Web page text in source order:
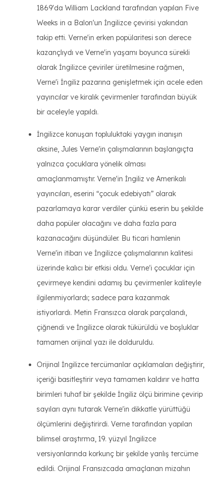
1869'da William Lackland tarafından yapılan Five
Weeks in a Balon'un İngilizce çevirisi yakından
takip etti. Verne'in erken popülaritesi son derece
kazançlıydı ve Verne'in yaşamı boyunca sürekli
olarak İngilizce çeviriler üretilmesine rağmen,
Verne'i İngiliz pazarına genişletmek için acele eden
yayıncılar ve kiralık çevirmenler tarafından büyük
bir aceleyle yapıldı.
İngilizce konuşan topluluktaki yaygın inanışın
aksine, Jules Verne'in çalışmalarının başlangıçta
yalnızca çocuklara yönelik olması
amaçlanmamıştır. Verne'in İngiliz ve Amerikalı
yayıncıları, eserini “çocuk edebiyatı” olarak
pazarlamaya karar verdiler çünkü eserin bu şekilde
daha popüler olacağını ve daha fazla para
kazanacağını düşündüler. Bu ticari hamlenin
Verne'in itibarı ve İngilizce çalışmalarının kalitesi
üzerinde kalıcı bir etkisi oldu. Verne'i çocuklar için
çevirmeye kendini adamış bu çevirmenler kaliteyle
ilgilenmiyorlardı; sadece para kazanmak
istiyorlardı. Metin Fransızca olarak parçalandı,
çiğnendi ve İngilizce olarak tükürüldü ve boşluklar
tamamen orijinal yazı ile dolduruldu.
Orijinal İngilizce tercümanlar açıklamaları değiştirir,
içeriği basitleştirir veya tamamen kaldırır ve hatta
birimleri tuhaf bir şekilde İngiliz ölçü birimine çevirip
sayıları aynı tutarak Verne'in dikkatle yürüttüğü
ölçümlerini değiştirirdi. Verne tarafından yapılan
bilimsel araştırma, 19. yüzyıl İngilizce
versiyonlarında korkunç bir şekilde yanlış tercüme
edildi. Orijinal Fransızcada amaçlanan mizahın